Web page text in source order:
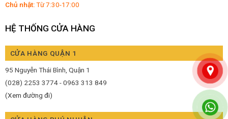
Chủ nhật:Từ 7:30-17:00
HỆ THỐNG CỬA HÀNG
CỬA HÀNG QUẬN 1
95 Nguyễn Thái Bình, Quận 1
(028) 2253 3774 - 0963 313 849
(Xem đường đi)